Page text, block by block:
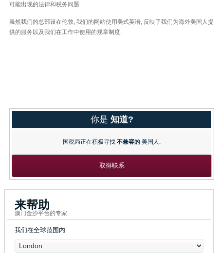
可能出现的法律和税务问题.
虽然我们的总部设在伦敦, 我们的网站使用美式英语, 反映了我们为海外美国人提
供的服务以及我们在工作中使用的规章制度.
你是 知道?
国税局正在积极寻找 不兼容的 美国人.
取得联系
来帮助
澳门金沙平台的专家
我们在全球范围内